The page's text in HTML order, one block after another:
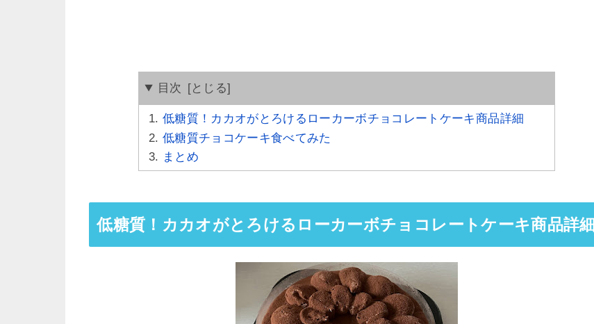
目次
低糖質！カカオがとろけるローカーボチョコレートケーキ商品詳細
低糖質チョコケーキ食べてみた
まとめ
低糖質！カカオがとろけるローカーボチョコレートケーキ商品詳細